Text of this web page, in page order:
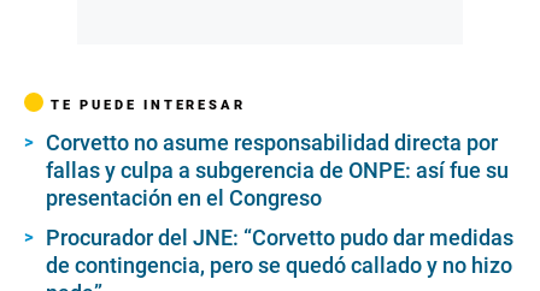
TE PUEDE INTERESAR
Corvetto no asume responsabilidad directa por
fallas y culpa a subgerencia de ONPE: así fue su
presentación en el Congreso
Procurador del JNE: “Corvetto pudo dar medidas
de contingencia, pero se quedó callado y no hizo